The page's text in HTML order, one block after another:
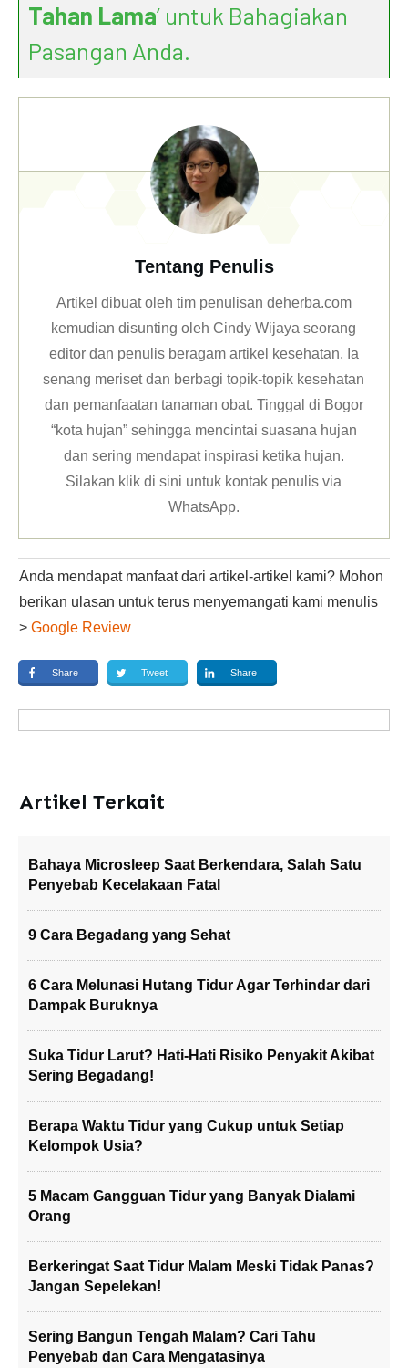
Tahan Lama’ untuk Bahagiakan
Pasangan Anda.
Tentang Penulis
Artikel dibuat oleh tim penulisan deherba.com
kemudian disunting oleh Cindy Wijaya seorang
editor dan penulis beragam artikel kesehatan. Ia
senang meriset dan berbagi topik-topik kesehatan
dan pemanfaatan tanaman obat. Tinggal di Bogor
“kota hujan” sehingga mencintai suasana hujan
dan sering mendapat inspirasi ketika hujan.
Silakan klikdi sini untuk kontak penulis via
WhatsApp.
Anda mendapat manfaat dari artikel-artikel kami? Mohon
berikan ulasan untuk terus menyemangati kami menulis
> Google Review
Share Tweet Share
Artikel Terkait
Bahaya Microsleep Saat Berkendara, Salah Satu
Penyebab Kecelakaan Fatal
9 Cara Begadang yang Sehat
6 Cara Melunasi Hutang Tidur Agar Terhindar dari
Dampak Buruknya
Suka Tidur Larut? Hati-Hati Risiko Penyakit Akibat
Sering Begadang!
Berapa Waktu Tidur yang Cukup untuk Setiap
Kelompok Usia?
5 Macam Gangguan Tidur yang Banyak Dialami
Orang
Berkeringat Saat Tidur Malam Meski Tidak Panas?
Jangan Sepelekan!
Sering Bangun Tengah Malam? Cari Tahu
Penyebab dan Cara Mengatasinya